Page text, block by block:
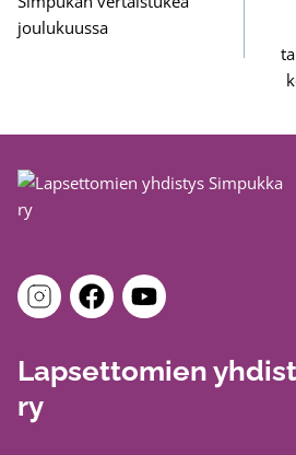
joulukuussa
Lapsettomien
ry